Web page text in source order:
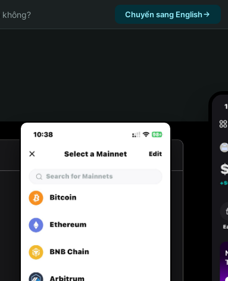
không? Chuyển sang English